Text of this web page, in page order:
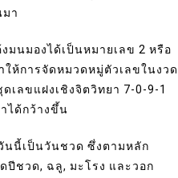
า
มนมองได้เป็นหมายเลข 2 หรือ
ห้การจัดหมวดหมู่ตัวเลขในงวด
ลขแฝงเชิงจิตวิทยา 7-0-9-1
ได้กว้างขึ้น
นนี้เป็นวันชวด ซึ่งตามหลัก
ปีชวด, ฉลู, มะโรง และวอก